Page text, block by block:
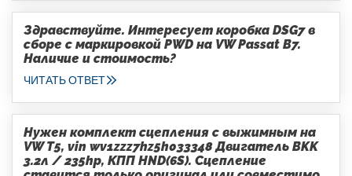
Здравствуйте. Интересует коробка DSG7 в
сборе с маркировкой PWD на VW Passat B7.
Наличие и стоимость?
ЧИТАТЬ ОТВЕТ
Нужен комплект сцепления с выжимным на
VW T5, vin wv1zzz7hz5h033348 Двигатель BKK
3.2л / 235hp, КПП HND(6S). Сцепление